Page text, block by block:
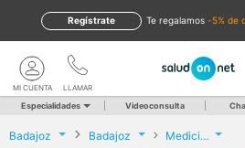
te regalamos -5% de
Regístrate
LLAMAR
MI CUENTA
Especialidades Videoconsulta
Badajoz Badajoz Medicina General